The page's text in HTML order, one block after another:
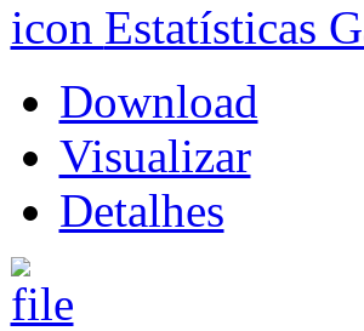
Estatísticas
Download
Visualizar
Detalhes